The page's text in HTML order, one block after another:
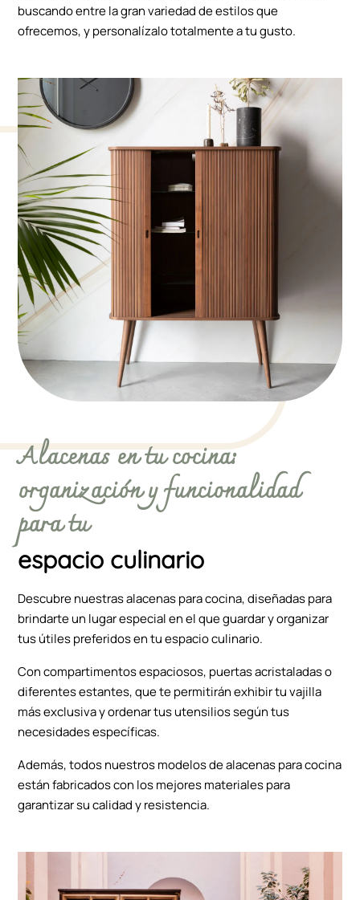
buscando entre la gran variedad de estilos que
ofrecemos, y personalízalo totalmente a tu gusto.
Alacenas en tu cocina:
organización y funcionalidad
para tu
espacio culinario
Descubre nuestras alacenas para cocina, diseñadas para
brindarte un lugar especial en el que guardar y organizar
tus útiles preferidos en tu espacio culinario.
Con compartimentos espaciosos, puertas acristaladas o
diferentes estantes, que te permitirán exhibir tu vajilla
más exclusiva y ordenar tus utensilios según tus
necesidades específicas.
Además, todos nuestros modelos de alacenas para cocina
están fabricados con los mejores materiales para
garantizar su calidad y resistencia.